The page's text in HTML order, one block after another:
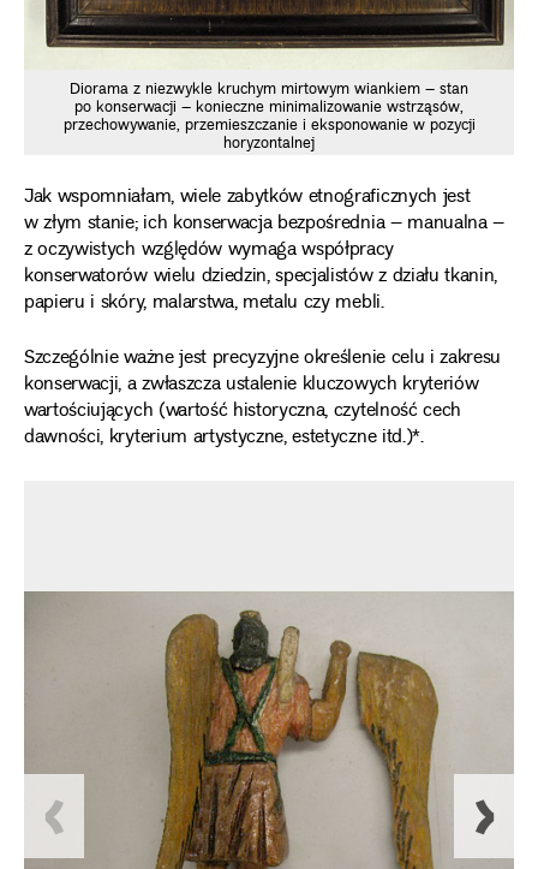
Diorama z niezwykle kruchym mirtowym wiankiem – stan
po konserwacji – konieczne minimalizowanie wstrząsów,
przechowywanie, przemieszczanie i eksponowanie w pozycji
horyzontalnej
Jak wspomniałam, wiele zabytków etnograficznych jest
w złym stanie; ich konserwacja bezpośrednia – manualna –
z oczywistych względów wymaga współpracy
konserwatorów wielu dziedzin, specjalistów z działu tkanin,
papieru i skóry, malarstwa, metalu czy mebli.
Szczególnie ważne jest precyzyjne określenie celu i zakresu
konserwacji, a zwłaszcza ustalenie kluczowych kryteriów
wartościujących (wartość historyczna, czytelność cech
dawności, kryterium artystyczne, estetyczne itd.)*.